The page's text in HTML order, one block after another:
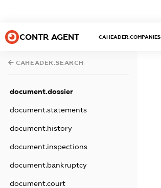
CONTR AGENT CAHEADER.COMPANIES
CAHEADER.SEARCH
document.dossier
document.statements
document.history
document.inspections
document.bankruptcy
document.court